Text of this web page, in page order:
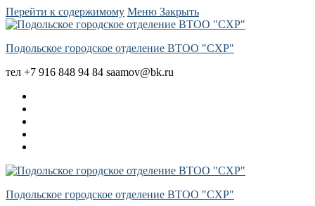
Перейти к содержимому Меню Закрыть
Подольское городское отделение ВТОО "СХР"
тел +7 916 848 94 84 saamov@bk.ru
Подольское городское отделение ВТОО "СХР"